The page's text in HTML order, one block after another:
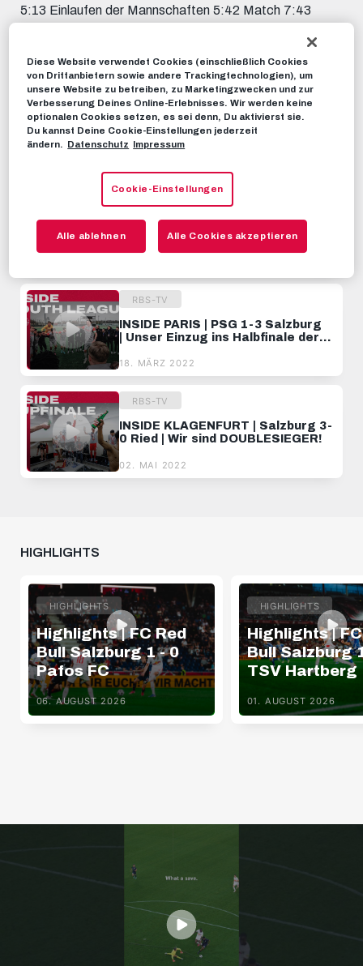
5:13 Einlaufen der Mannschaften 5:42 Match 7:43
RBS-TV 23. APRIL 2022
Dieses Video teilen:
Tweet
INSIDE NYON | Salzburg - Benfica |
Das war das Finale der UEFA Youth
League
RBS-TV
INSIDE PARIS | PSG 1-3 Salzburg
| Unser Einzug ins Halbfinale der
18. MÄRZ 2022
RBS-TV
INSIDE KLAGENFURT | Salzburg 3-
0 Ried | Wir sind DOUBLESIEGER!
02. MAI 2022
HIGHLIGHTS
HIGHLIGHTS
Highlights | FC Red
Bull Salzburg 1 - 0
Pafos FC
06. AUGUST 2026
HIGHLIGHTS
Highlights |
Bull Salzburg
TSV Hartberg
01. AUGUST 2026
Diese Website verwendet Cookies (einschließlich Cookies
von Drittanbietern sowie andere Trackingtechnologien), um
unsere Website zu betreiben, zu Marketingzwecken und zur
Verbesserung Deines Online-Erlebnisses. Wir werden keine
optionalen Cookies setzen, es sei denn, Du aktivierst sie.
Du kannst Deine Cookie-Einstellungen jederzeit
ändern. Datenschutz Impressum
Cookie-Einstellungen
Alle ablehnen Alle Cookies akzeptieren